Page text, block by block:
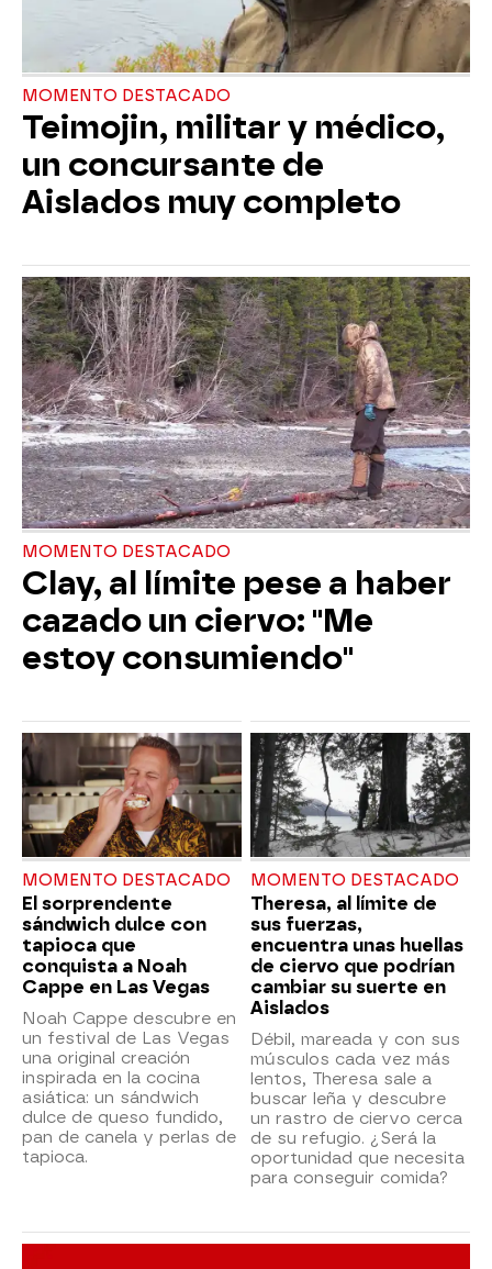
MOMENTO DESTACADO
Teimojin, militar y médico,
un concursante de
Aislados muy completo
MOMENTO DESTACADO
Clay, al límite pese a haber
cazado un ciervo: "Me
estoy consumiendo"
MOMENTO DESTACADO
El sorprendente
sándwich dulce con
tapioca que
conquista a Noah
Cappe en Las Vegas
Noah Cappe descubre en
un festival de Las Vegas
una original creación
inspirada en la cocina
asiática: un sándwich
dulce de queso fundido,
pan de canela y perlas de
tapioca.
MOMENTO DESTACADO
Theresa, al límite de
sus fuerzas,
encuentra unas huellas
de ciervo que podrían
cambiar su suerte en
Aislados
Débil, mareada y con sus
músculos cada vez más
lentos, Theresa sale a
buscar leña y descubre
un rastro de ciervo cerca
de su refugio. ¿Será la
oportunidad que necesita
para conseguir comida?